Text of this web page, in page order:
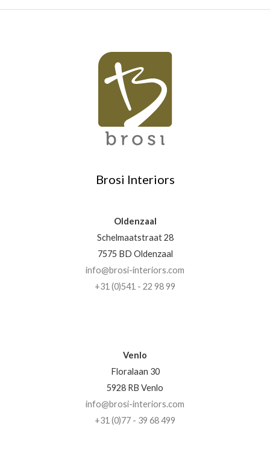
Brosi Interiors
Oldenzaal
Schelmaatstraat 28
7575 BD Oldenzaal
info@brosi-interiors.com
+31 (0)541 - 22 98 99
Venlo
Floralaan 30
5928 RB Venlo
info@brosi-interiors.com
+31 (0)77 - 39 68 499